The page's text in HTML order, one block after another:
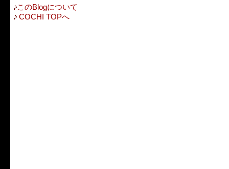
このBlogについて
COCHI TOPへ